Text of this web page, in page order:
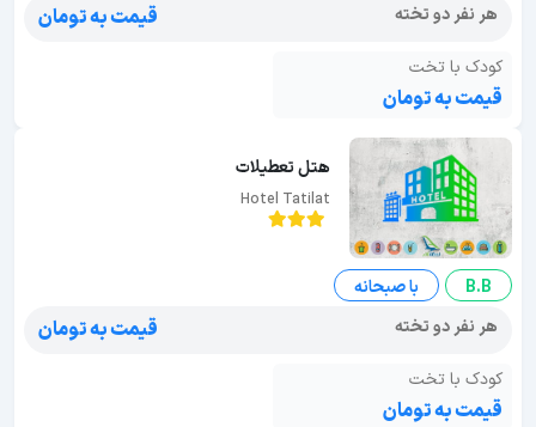
هر نفر دو تخته
قیمت به تومان
کودک با تخت
قیمت به تومان
هتل تعطیلات
Hotel Tatilat
B.B
با صبحانه
هر نفر دو تخته
قیمت به تومان
کودک با تخت
قیمت به تومان